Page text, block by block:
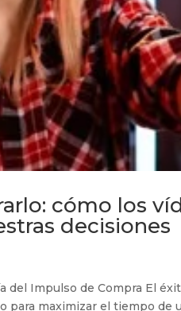
cómo los
decisiones
del Impulso de Compra El
para maximizar el tiempo de